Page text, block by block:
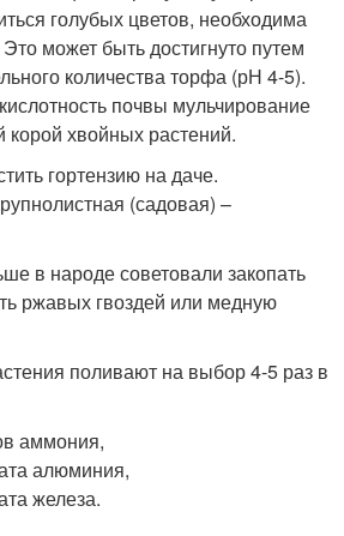
голубых цветов, необходима
может быть достигнуто путем
количества торфа (рН 4-5).
почвы мульчирование
корой хвойных растений.
в народе советовали закопать
ржавых гвоздей или медную
поливают на выбор 4-5 раз в
аммония,
алюминия,
железа.